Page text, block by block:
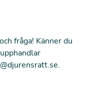
fråga! Känner du
.